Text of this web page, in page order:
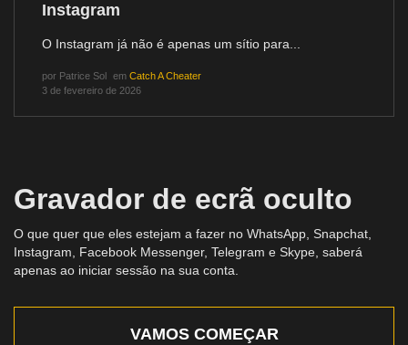
Instagram
O Instagram já não é apenas um sítio para...
por Patrice Sol em Catch A Cheater
3 de fevereiro de 2026
Gravador de ecrã oculto
O que quer que eles estejam a fazer no WhatsApp, Snapchat,
Instagram, Facebook Messenger, Telegram e Skype, saberá
apenas ao iniciar sessão na sua conta.
VAMOS COMEÇAR